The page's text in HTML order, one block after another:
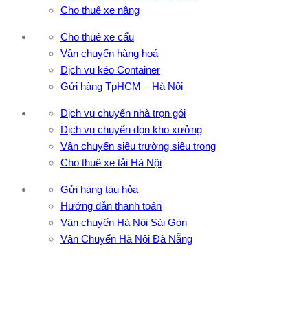
Cho thuê xe nâng
Cho thuê xe cẩu
Vận chuyển hàng hoá
Dịch vụ kéo Container
Gửi hàng TpHCM – Hà Nội
Dịch vụ chuyển nhà trọn gói
Dịch vụ chuyển dọn kho xưởng
Vận chuyển siêu trường siêu trọng
Cho thuê xe tải Hà Nội
Gửi hàng tàu hỏa
Hướng dẫn thanh toán
Vận chuyển Hà Nội Sài Gòn
Vận Chuyển Hà Nội Đà Nẵng